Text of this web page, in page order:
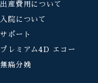
出産費用について
入院について
サポート
プレミアム4D エコー
無痛分娩